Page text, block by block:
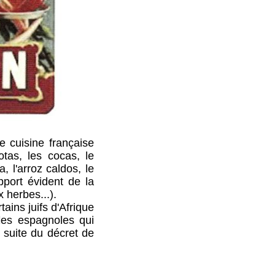
cuisine française
les cocas, le
l'arroz caldos, le
évident de la
herbes...).
juifs d'Afrique
espagnoles qui
du décret de